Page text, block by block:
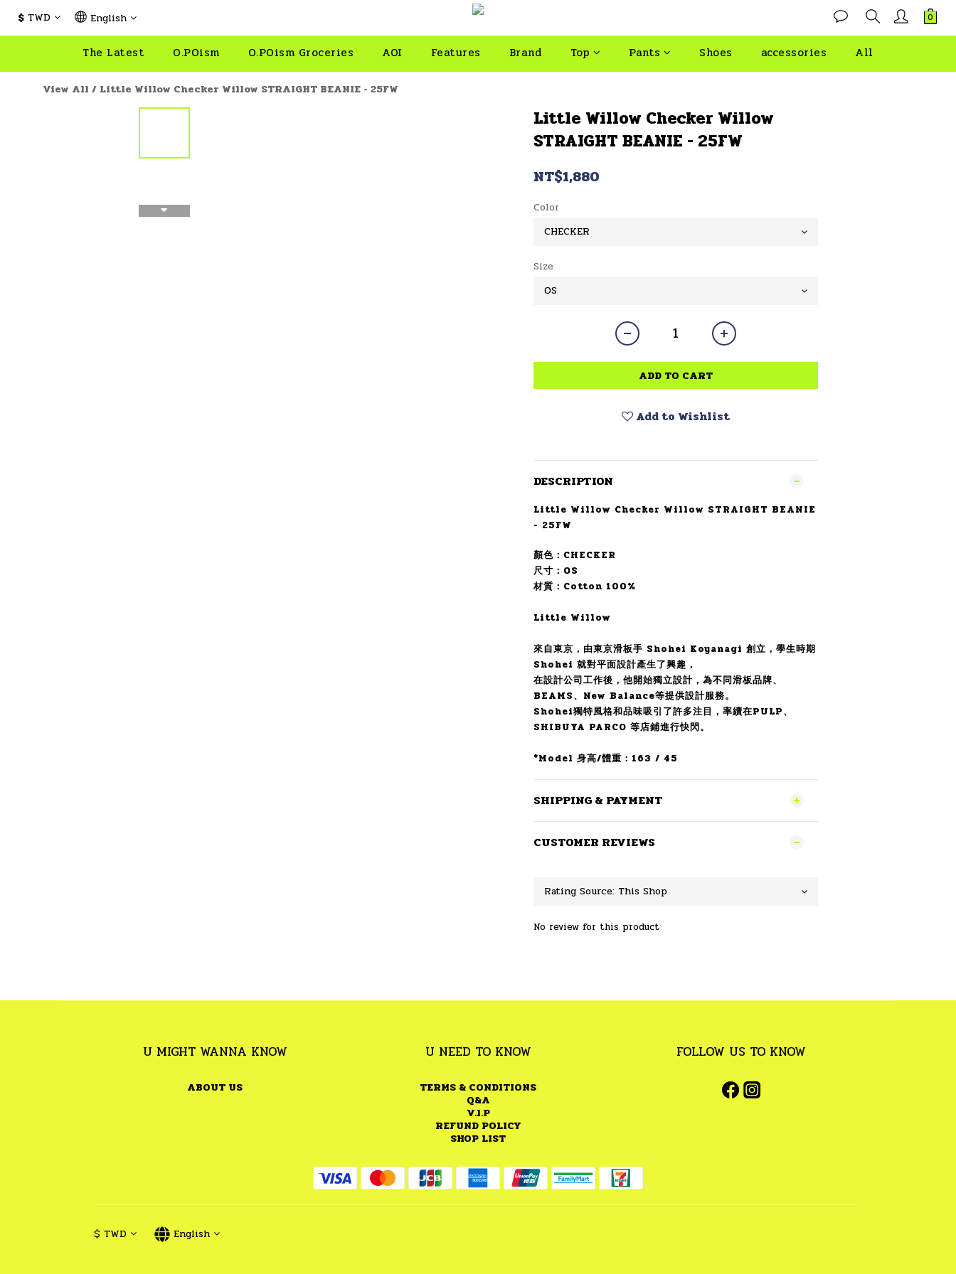
$ TWD English
The Latest O.POism O.POism Groceries AOI Features Brand Top Pants Shoes accessories All
View All / Little Willow Checker Willow STRAIGHT BEANIE - 25FW
Little Willow Checker Willow
STRAIGHT BEANIE - 25FW
NT$1,880
Color
Size
ADD TO CART
Add to Wishlist
DESCRIPTION
Little Willow Checker Willow STRAIGHT BEANIE
- 25FW
顏色：CHECKER
尺寸：OS
材質：Cotton 100%
Little Willow
來自東京，由東京滑板手 Shohei Koyanagi 創立，學生時期
Shohei 就對平面設計產生了興趣，
在設計公司工作後，他開始獨立設計，為不同滑板品牌、
BEAMS、New Balance等提供設計服務。
Shohei獨特風格和品味吸引了許多注目，率續在PULP、
SHIBUYA PARCO 等店鋪進行快閃。
*Model 身高/體重：163 / 45
SHIPPING & PAYMENT
CUSTOMER REVIEWS
No review for this product
U MIGHT WANNA KNOW
ABOUT US
U NEED TO KNOW
TERMS & CONDITIONS
Q&A
V.I.P
REFUND POLICY
SHOP LIST
FOLLOW US TO KNOW
$ TWD English